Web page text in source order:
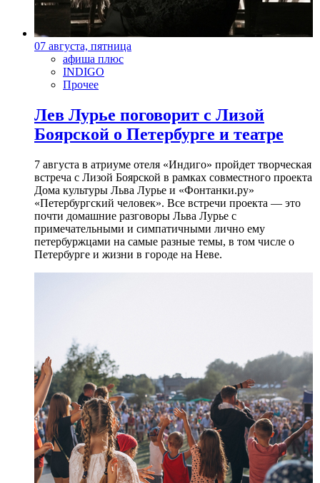
07 августа, пятница
афиша плюс
INDIGO
Прочее
Лев Лурье поговорит с Лизой
Боярской о Петербурге и театре
7 августа в атриуме отеля «Индиго» пройдет творческая
встреча с Лизой Боярской в рамках совместного проекта
Дома культуры Льва Лурье и «Фонтанки.ру»
«Петербургский человек». Все встречи проекта — это
почти домашние разговоры Льва Лурье с
примечательными и симпатичными лично ему
петербуржцами на самые разные темы, в том числе о
Петербурге и жизни в городе на Неве.